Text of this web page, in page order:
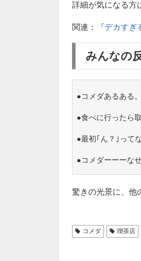
詳細が気になる方
関連： 『デカす
みんなの
●コメダあるある
●食べに行ったら
●最初｢ん？｣って
●コメダーーーな
驚きの光景に、他
コメダ 喫茶店